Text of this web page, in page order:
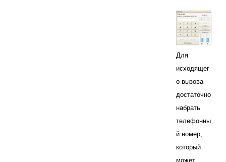
Для
исходящег
о вызова
достаточно
набрать
телефонны
й номер,
который
может